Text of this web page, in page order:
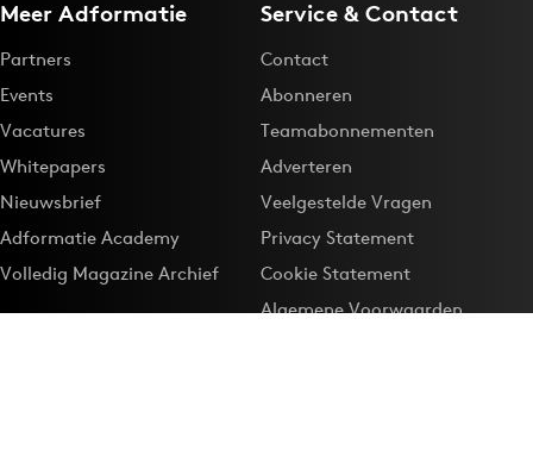
Meer Adformatie
Partners
Events
Vacatures
Whitepapers
Nieuwsbrief
Adformatie Academy
Volledig Magazine Archief
Service & Contact
Contact
Abonneren
Teamabonnementen
Adverteren
Veelgestelde Vragen
Privacy Statement
Cookie Statement
Algemene Voorwaarden